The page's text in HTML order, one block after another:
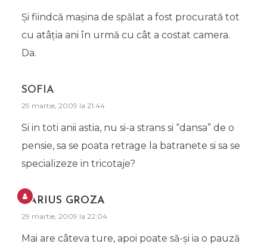
Şi fiindcă maşina de spălat a fost procurată tot
cu atâţia ani în urmă cu cât a costat camera.
Da.
SOFIA
29 martie, 2009 la 21:44
Si in toti anii astia, nu si-a strans si “dansa” de o
pensie, sa se poata retrage la batranete si sa se
specializeze in tricotaje?
DARIUS GROZA
29 martie, 2009 la 22:04
Mai are câteva ture, apoi poate să-şi ia o pauză